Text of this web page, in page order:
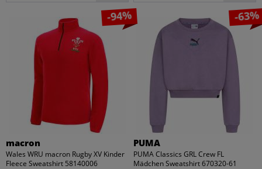
-94%
macron
Wales WRU macron Rugby XV Kinder
Fleece Sweatshirt 58140006
-63%
PUMA
PUMA Classics GRL Crew FL
Mädchen Sweatshirt 670320-61